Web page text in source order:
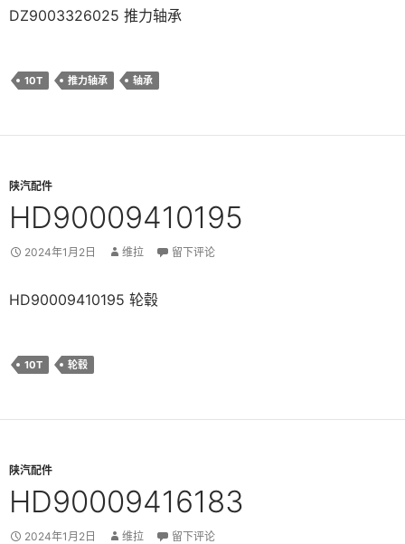
DZ9003326025 推力轴承
10T 推力轴承 轴承
陕汽配件
HD90009410195
2024年1月2日 维拉 留下评论
HD90009410195 轮毂
10T 轮毂
陕汽配件
HD90009416183
2024年1月2日 维拉 留下评论